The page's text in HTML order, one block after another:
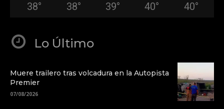
38° 38° 39° 40° 40°
Lo Último
Muere trailero tras volcadura en la Autopista
Premier
07/08/2026